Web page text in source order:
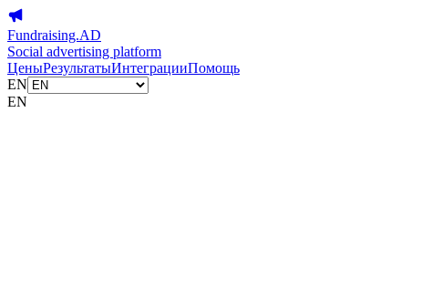
Fundraising.AD
Social advertising platform
ЦеныРезультатыИнтеграцииПомощь
EN
EN